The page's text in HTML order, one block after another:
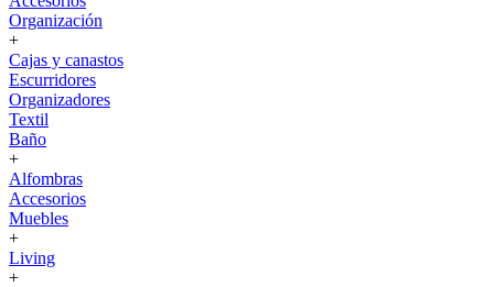
Organización
+
Cajas y canastos
Escurridores
Organizadores
Textil
Baño
+
Alfombras
Accesorios
Muebles
+
Living
+